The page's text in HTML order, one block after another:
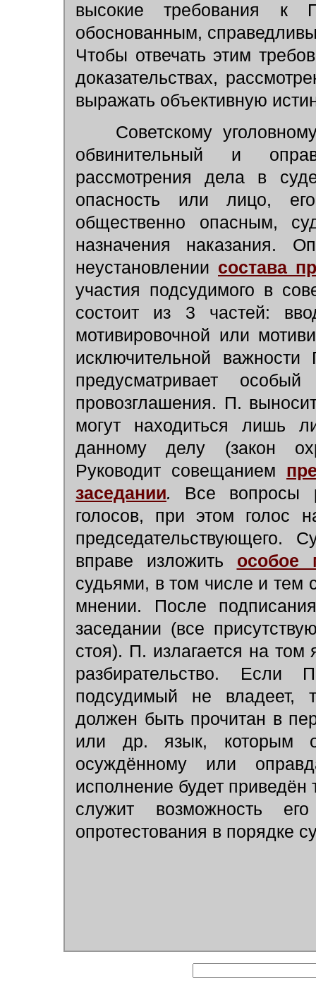
высокие требования
обоснованным,
Чтобы отвечать этим
доказательствах,
выражать объективную
Советскому
обвинительный и
рассмотрения дела в
опасность или лицо,
общественно опасным,
назначения наказания.
неустановлении состава
участия подсудимого в
состоит из 3 частей:
мотивировочной или
исключительной важности
предусматривает
провозглашения. П.
могут находиться лишь
данному делу (закон
Руководит совещанием
заседании. Все вопросы
голосов, при этом голос
председательствующего.
вправе изложить особое
судьями, в том числе и тем
мнении. После
заседании (все
стоя). П. излагается на
разбирательство.
подсудимый не владеет,
должен быть прочитан в
или др. язык, которым
осуждённому или
исполнение будет
служит возможность
опротестования в порядке